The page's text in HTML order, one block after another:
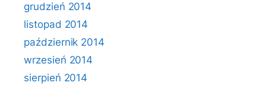
grudzień 2014
listopad 2014
październik 2014
wrzesień 2014
sierpień 2014